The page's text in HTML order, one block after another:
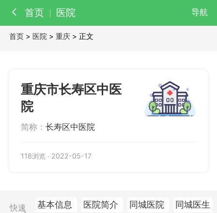
首页 医院 导航
医生
首页 > 医院 >重庆 > 正文
重庆市长寿区中医
院
简称： 长寿区中医院
118浏览 · 2022-05-17
快速
基本信息 医院简介 同城医院
同城医生